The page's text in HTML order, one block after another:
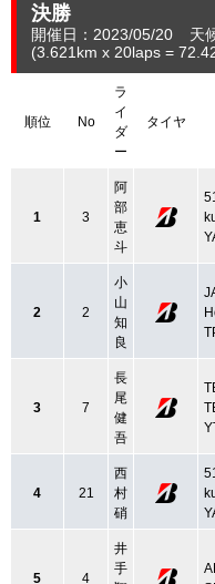
決勝
開催日：2023/05/20 天
(3.621 km x 20laps =
順位 No
ラ
イ
ダ
ー
タイヤ
1 3
阿
部
恵
斗
2 2
小
山
知
良
3 7
長
尾
健
吾
4 21
西
村
硝
5 4
井
手